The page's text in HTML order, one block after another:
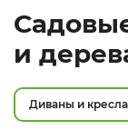
и
Диваны и